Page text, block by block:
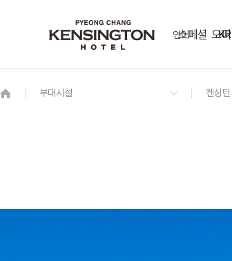
언어 KR
스페셜 오퍼
OVERVIEW
그랜드 켄싱턴 회원권
OVERVIEW
OVERVIEW
소금강 Sogeumgang
OVERVIEW
OVERVIEW
켄싱턴 프렌치 가든
OVERVIEW
동물먹이 주기 체험